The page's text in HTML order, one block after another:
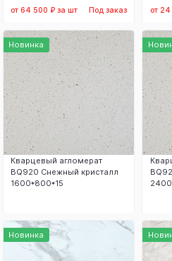
от 64 500 ₽ за шт Под заказ
Заказать
от
Новинка
Кварцевый агломерат
BQ920 Снежный кристалл
1600*800*15
Заказать
Новинка